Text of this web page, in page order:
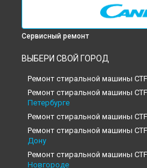
Сервисный ремонт
ВЫБЕРИ СВОЙ ГОРОД
Ремонт стиральной машины
Ремонт стиральной машины
Петербурге
Ремонт стиральной машины
Ремонт стиральной машины
Дону
Ремонт стиральной машины
Новгороде